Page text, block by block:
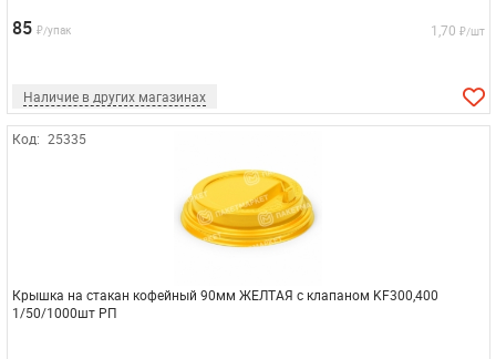
85 ₽/упак 1,70 ₽/шт
Наличие в других магазинах
Код: 25335
Крышка на стакан кофейный 90мм ЖЕЛТАЯ с клапаном KF300,400
1/50/1000шт РП